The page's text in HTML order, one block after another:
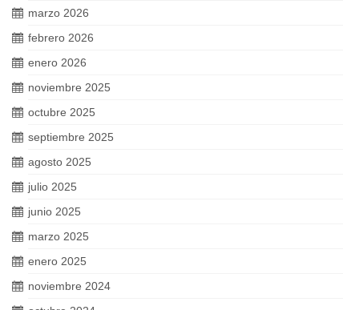
marzo 2026
febrero 2026
enero 2026
noviembre 2025
octubre 2025
septiembre 2025
agosto 2025
julio 2025
junio 2025
marzo 2025
enero 2025
noviembre 2024